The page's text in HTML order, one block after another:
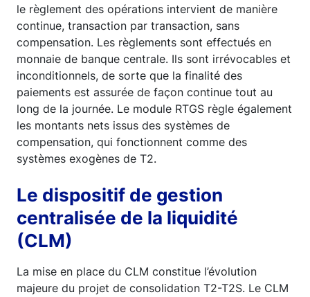
le règlement des opérations intervient de manière
continue, transaction par transaction, sans
compensation. Les règlements sont effectués en
monnaie de banque centrale. Ils sont irrévocables et
inconditionnels, de sorte que la finalité des
paiements est assurée de façon continue tout au
long de la journée. Le module RTGS règle également
les montants nets issus des systèmes de
compensation, qui fonctionnent comme des
systèmes exogènes de T2.
Le dispositif de gestion
centralisée de la liquidité
(CLM)
La mise en place du CLM constitue l’évolution
majeure du projet de consolidation T2-T2S. Le CLM